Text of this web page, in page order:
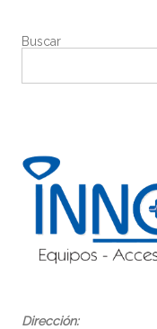
Buscar
Dirección: